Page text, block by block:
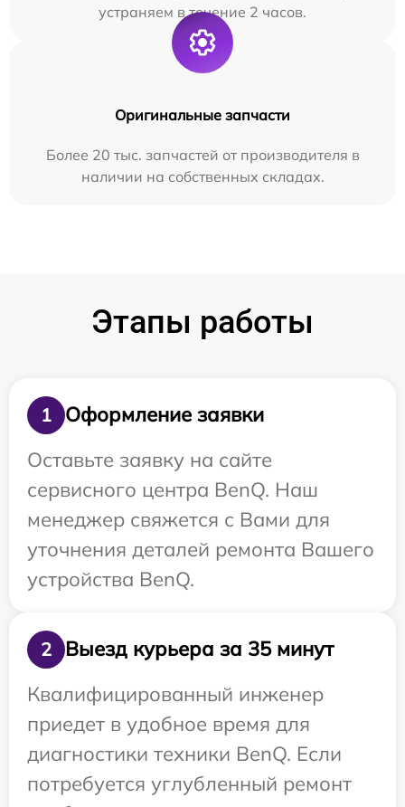
устраняем в течение 2 часов.
Оригинальные запчасти
Более 20 тыс. запчастей от производителя в
наличии на собственных складах.
Этапы работы
1
Оформление заявки
Оставьте заявку на сайте
сервисного центра BenQ. Наш
менеджер свяжется с Вами для
уточнения деталей ремонта Вашего
устройства BenQ.
2
Выезд курьера за 35 минут
Квалифицированный инженер
приедет в удобное время для
диагностики техники BenQ. Если
потребуется углубленный ремонт